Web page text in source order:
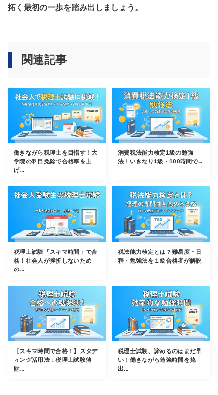
拓く最初の一歩を踏み出しましょう。
関連記事
働きながら税理士を目指す！大
学院の科目免除で合格率を上
げ...
消費税法能力検定1級の勉強
法！いきなり1級・100時間で...
税理士試験「スキマ時間」で合
格！社会人が挫折しないため
の...
税法能力検定とは？難易度・日
程・勉強法を１級合格者が解説
【スキマ時間で合格！】スタデ
ィング活用法：税理士試験簿
財...
税理士試験、諦めるのはまだ早
い！働きながら勉強時間を捻
出...